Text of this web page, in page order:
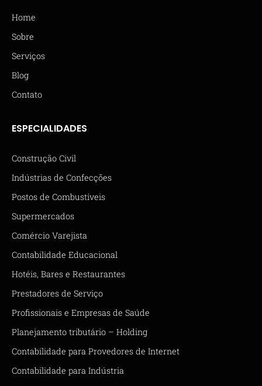
Home
Sobre
Serviços
Blog
Contato
ESPECIALIDADES
Construção Civil
Indústrias de Confecções
Postos de Combustíveis
Supermercados
Comércio Varejista
Contabilidade Educacional
Hotéis, Bares e Restaurantes
Prestadores de Serviço
Profissionais e Empresas de Saúde
Planejamento tributário – Holding
Contabilidade para Provedores de Internet
Contabilidade para Indústria